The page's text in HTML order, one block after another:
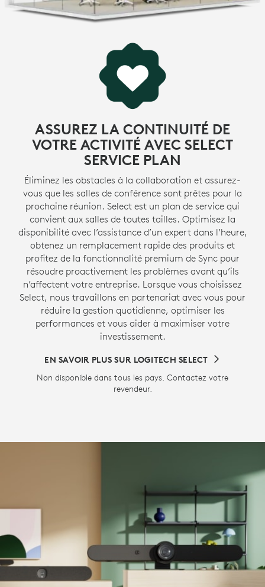
ASSUREZ LA CONTINUITÉ DE
VOTRE ACTIVITÉ AVEC SELECT
SERVICE PLAN
Éliminez les obstacles à la collaboration et assurez-
vous que les salles de conférence sont prêtes pour la
prochaine réunion. Select est un plan de service qui
convient aux salles de toutes tailles. Optimisez la
disponibilité avec l’assistance d’un expert dans l’heure,
obtenez un remplacement rapide des produits et
profitez de la fonctionnalité premium de Sync pour
résoudre proactivement les problèmes avant qu’ils
n’affectent votre entreprise. Lorsque vous choisissez
Select, nous travaillons en partenariat avec vous pour
réduire la gestion quotidienne, optimiser les
performances et vous aider à maximiser votre
investissement.
EN SAVOIR PLUS SUR LOGITECH SELECT
Non disponible dans tous les pays. Contactez votre
revendeur.